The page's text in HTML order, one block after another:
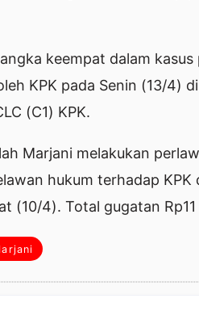
keempat dalam kasus
KPK pada Senin (13/4)
(C1) KPK.
Marjani melakukan
hukum terhadap KPK
(10/4). Total gugatan